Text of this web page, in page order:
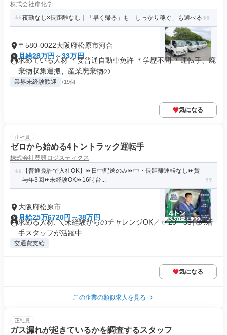
株式会社岸化学
夜勤なし×長距離なし｜「早く帰る」も「しっかり稼ぐ」も選べる
〒580-0022大阪府松原市河合
月給28万円～33万円
求めている人材 ＊要普通自動車免許 ＊学歴不問 ＊運転手、廃
棄物収集運搬、産業廃棄物の...
業界未経験歓迎 +19個
気になる
正社員
ゼロから始める4トントラック運転手
株式会社豊興ロジスティクス
【普通免許で入社OK】⏩日中配送のみ⏩中・長距離運転なし⏩賞
与年3回⏩未経験OK⏩16時台...
大阪府松原市
月給25万6720円～38万円
求める人材: ＼未経験からのチャレンジOK／ ✅20〜30代の若
手スタッフが活躍中 ...
交通費支給
気になる
この企業の類似求人を見る
正社員
ガス漏れが起きているかを調査するスタッフ